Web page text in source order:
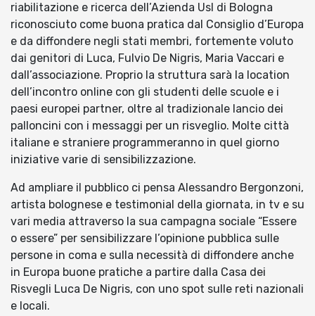
riabilitazione e ricerca dell’Azienda Usl di Bologna
riconosciuto come buona pratica dal Consiglio d’Europa
e da diffondere negli stati membri, fortemente voluto
dai genitori di Luca, Fulvio De Nigris, Maria Vaccari e
dall’associazione. Proprio la struttura sarà la location
dell’incontro online con gli studenti delle scuole e i
paesi europei partner, oltre al tradizionale lancio dei
palloncini con i messaggi per un risveglio. Molte città
italiane e straniere programmeranno in quel giorno
iniziative varie di sensibilizzazione.
Ad ampliare il pubblico ci pensa Alessandro Bergonzoni,
artista bolognese e testimonial della giornata, in tv e su
vari media attraverso la sua campagna sociale “Essere
o essere” per sensibilizzare l’opinione pubblica sulle
persone in coma e sulla necessità di diffondere anche
in Europa buone pratiche a partire dalla Casa dei
Risvegli Luca De Nigris, con uno spot sulle reti nazionali
e locali.